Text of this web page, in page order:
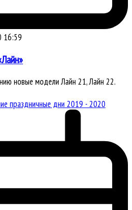
16:59
новые модели Лайн 21, Лайн 22.